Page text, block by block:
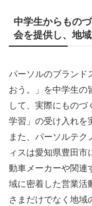
中学生からもの
会を提供し、地
パーソルのブランド
おう。」を中学生の
して、実際にものづ
学習」の受け入れを
また、パーソルテク
ィスは愛知県豊田市
動車メーカーや関連
域に密着した営業活
さまだけでなく地域